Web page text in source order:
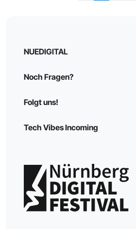
NUEDIGITAL
Noch Fragen?
Folgt uns!
Tech Vibes Incoming